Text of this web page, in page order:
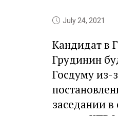
July 24, 2021
Кандидат в
Грудинин
Госдуму из-
заседании